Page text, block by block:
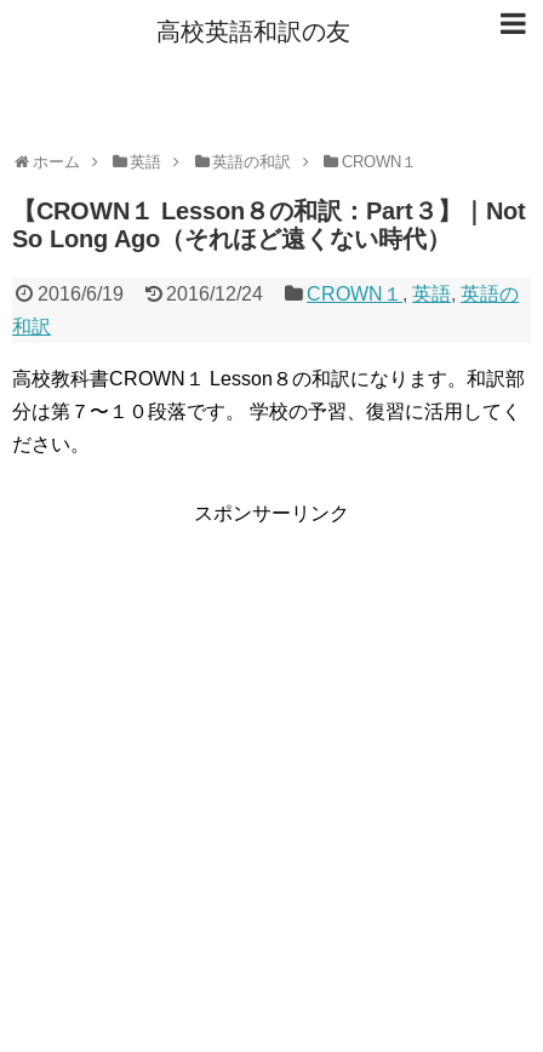
高校英語和訳の友
ホーム 英語 英語の和訳 CROWN１
【CROWN１ Lesson８の和訳：Part３】｜Not
So Long Ago（それほど遠くない時代）
2016/6/19 2016/12/24 CROWN１ ,英語,英語の
和訳
高校教科書CROWN１ Lesson８の和訳になります。和訳部
分は第７〜１０段落です。 学校の予習、復習に活用してく
ださい。
スポンサーリンク